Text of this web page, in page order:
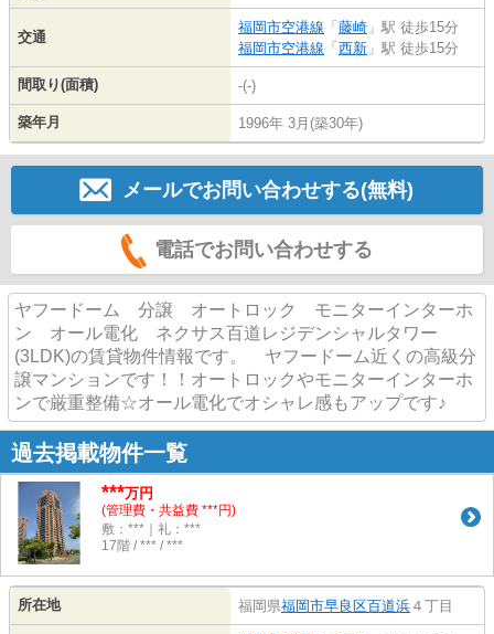
交通
福岡市空港線 「 藤崎 」駅 徒歩15分
福岡市空港線 「 西新 」駅 徒歩15分
間取り(面積) -(-)
築年月 1996年 3月(築30年)
メールでお問い合わせする(無料)
電話でお問い合わせする
ヤフードーム 分譲 オートロック モニターインターホ
ン オール電化 ネクサス百道レジデンシャルタワー
(3LDK)の賃貸物件情報です。 ヤフードーム近くの高級分
譲マンションです！！オートロックやモニターインターホ
ンで厳重整備☆オール電化でオシャレ感もアップです♪
過去掲載物件一覧
***万円
(管理費・共益費 ***円)
敷：***｜礼：***
17階 / *** / ***
所在地 福岡県福岡市早良区百道浜 ４丁目